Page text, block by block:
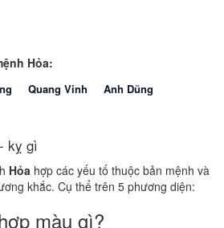
Hỏa:
Quang Vinh
Anh Dũng
kỵ gì
Hỏa hợp các yếu tố thuộc bản mệnh và
khắc. Cụ thể trên 5 phương diện:
màu gì?